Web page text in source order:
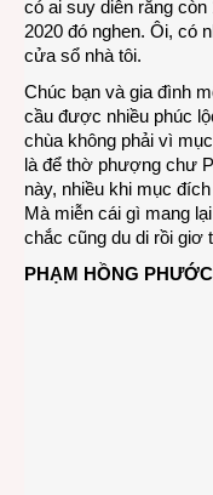
có ai suy diễn rằng
2020 đó nghen. Ôi, có
cửa sổ nhà tôi.
Chúc bạn và gia đình
cầu được nhiều phúc
chùa không phải vì
là để thờ phượng chư
này, nhiều khi mục
Mà miễn cái gì mang
chắc cũng du di rồi giơ
PHẠM HỒNG PHƯỚC